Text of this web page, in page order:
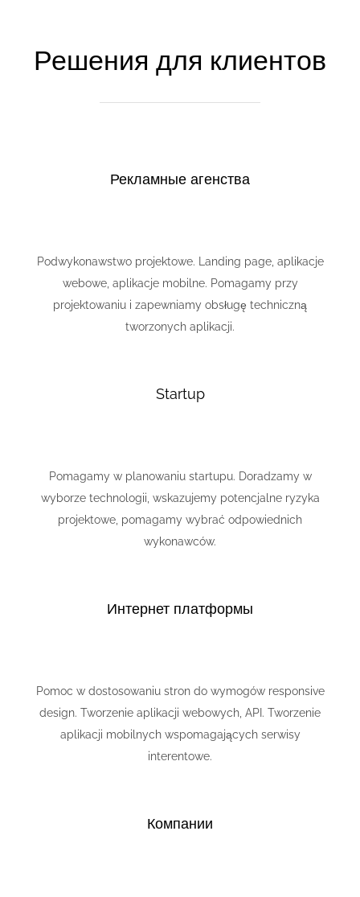
Решения для клиентов
Рекламные агенства
Podwykonawstwo projektowe. Landing page, aplikacje
webowe, aplikacje mobilne. Pomagamy przy
projektowaniu i zapewniamy obsługę techniczną
tworzonych aplikacji.
Startup
Pomagamy w planowaniu startupu. Doradzamy w
wyborze technologii, wskazujemy potencjalne ryzyka
projektowe, pomagamy wybrać odpowiednich
wykonawców.
Интернет платформы
Pomoc w dostosowaniu stron do wymogów responsive
design. Tworzenie aplikacji webowych, API. Tworzenie
aplikacji mobilnych wspomagających serwisy
interentowe.
Компании